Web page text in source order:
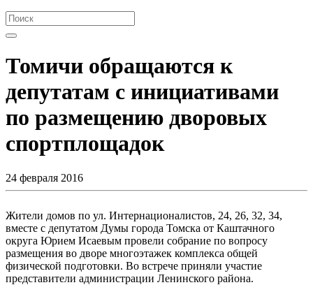
Томичи обращаются к
депутатам с инициативами
по размещению дворовых
спортплощадок
24 февраля 2016
Жители домов по ул. Интернационалистов, 24, 26, 32, 34,
вместе с депутатом Думы города Томска от Каштачного
округа Юрием Исаевым провели собрание по вопросу
размещения во дворе многоэтажек комплекса общей
физической подготовки. Во встрече приняли участие
представители администрации Ленинского района.